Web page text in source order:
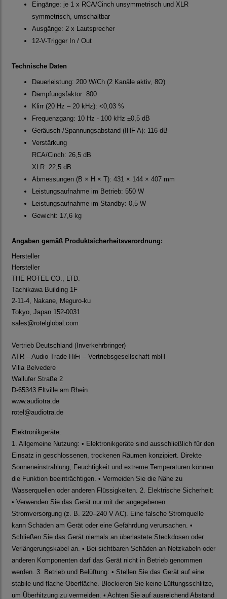
Eingänge: je 1 x RCA/Cinch unsymmetrisch und XLR
symmetrisch, umschaltbar
Ausgänge: 2 x Lautsprecher
12-V-Trigger In / Out
Technische Daten
Dauerleistung: 200 W/Ch (2 Kanäle aktiv, 8Ω)
Dämpfungsfaktor: 800
Klirr (20 Hz – 20 kHz): <0,03 %
Frequenzgang: 10 Hz - 100 kHz ±0,5 dB
Geräusch-/Spannungsabstand (IHF A): 116 dB
Verstärkung
RCA/Cinch: 26,5 dB
XLR: 22,5 dB
Abmessungen (B × H × T): 431 × 144 × 407 mm
Leistungsaufnahme im Betrieb: 550 W
Leistungsaufnahme im Standby: 0,5 W
Gewicht: 17,6 kg
Angaben gemäß Produktsicherheitsverordnung:
Hersteller
Hersteller
THE ROTEL CO., LTD.
Tachikawa Building 1F
2-11-4, Nakane, Meguro-ku
Tokyo, Japan 152-0031
sales@rotelglobal.com
Vertrieb Deutschland (Inverkehrbringer)
ATR – Audio Trade HiFi – Vertriebsgesellschaft mbH
Villa Belvedere
Wallufer Straße 2
D-65343 Eltville am Rhein
www.audiotra.de
rotel@audiotra.de
Elektronikgeräte:
1. Allgemeine Nutzung: • Elektronikgeräte sind ausschließlich für den
Einsatz in geschlossenen, trockenen Räumen konzipiert. Direkte
Sonneneinstrahlung, Feuchtigkeit und extreme Temperaturen können
die Funktion beeinträchtigen. • Vermeiden Sie die Nähe zu
Wasserquellen oder anderen Flüssigkeiten. 2. Elektrische Sicherheit:
• Verwenden Sie das Gerät nur mit der angegebenen
Stromversorgung (z. B. 220–240 V AC). Eine falsche Stromquelle
kann Schäden am Gerät oder eine Gefährdung verursachen. •
Schließen Sie das Gerät niemals an überlastete Steckdosen oder
Verlängerungskabel an. • Bei sichtbaren Schäden an Netzkabeln oder
anderen Komponenten darf das Gerät nicht in Betrieb genommen
werden. 3. Betrieb und Belüftung: • Stellen Sie das Gerät auf eine
stabile und flache Oberfläche. Blockieren Sie keine Lüftungsschlitze,
um Überhitzung zu vermeiden. • Achten Sie auf ausreichend Abstand